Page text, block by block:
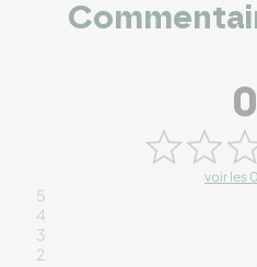
0
voir les
5
4
3
2